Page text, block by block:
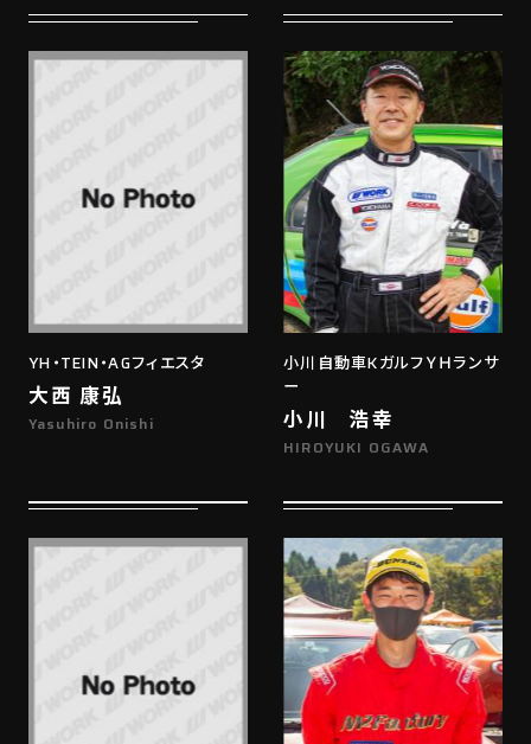
YH・TEIN・AGフィエスタ
大西 康弘
Yasuhiro Onishi
小川自動車KガルフＹＨランサ
ー
小川 浩幸
HIROYUKI OGAWA